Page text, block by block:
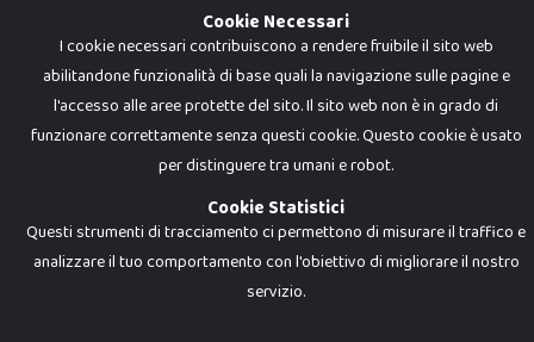
Dadi e Mattoncini è un brand di Giocabene Srl. Ogni riproduzione o utilizzo non
espressamente autorizzato è severamente vietato. Tutti i loghi, marchi,
brand elencati nel presente shop sono di proprietà dei rispettivi titolari.
I prezzi e le promozioni pubblicate potrebbero differire da quanto esposto in
negozio.
Giocabene Srl - via della Posta 8, 20123 Milano (MI)
P.IVA 02608090425 - REA AN201199 - C.S. 10.000 i.v.
Cookie Necessari
I cookie necessari contribuiscono a rendere fruibile il sito web
abilitandone funzionalità di base quali la navigazione sulle pagine e
l'accesso alle aree protette del sito. Il sito web non è in grado di
funzionare correttamente senza questi cookie. Questo cookie è usato
per distinguere tra umani e robot.
Cookie Statistici
Questi strumenti di tracciamento ci permettono di misurare il traffico e
analizzare il tuo comportamento con l'obiettivo di migliorare il nostro
servizio.